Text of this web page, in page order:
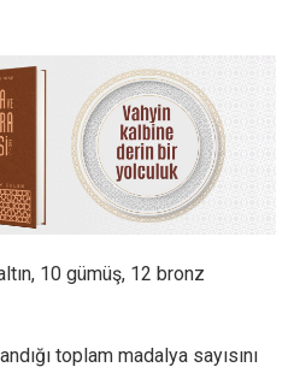
10 gümüş, 12 bronz
toplam madalya sayısını